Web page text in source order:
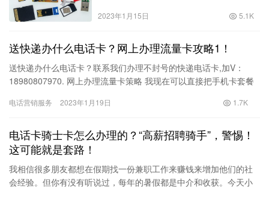
2023年1月15日 5.1K
送快递办什么电话卡？网上办理流量卡攻略1！
送快递办什么电话卡？联系我们办理不封号的快递电话卡,加V：
18980807970. 网上办理流量卡策略 我现在可以直接把手机卡套餐
电话营销服务 2023年1月19日 1.7K
电话卡骑士卡怎么办理的？“高薪招聘骑手”，警惕！
这可能就是套路！
我相信很多朋友都想在假期找一份兼职工作来赚钱来增加他们的社
会经验。但你有没有听说过，每年的暑假都是中介和收获。今天小